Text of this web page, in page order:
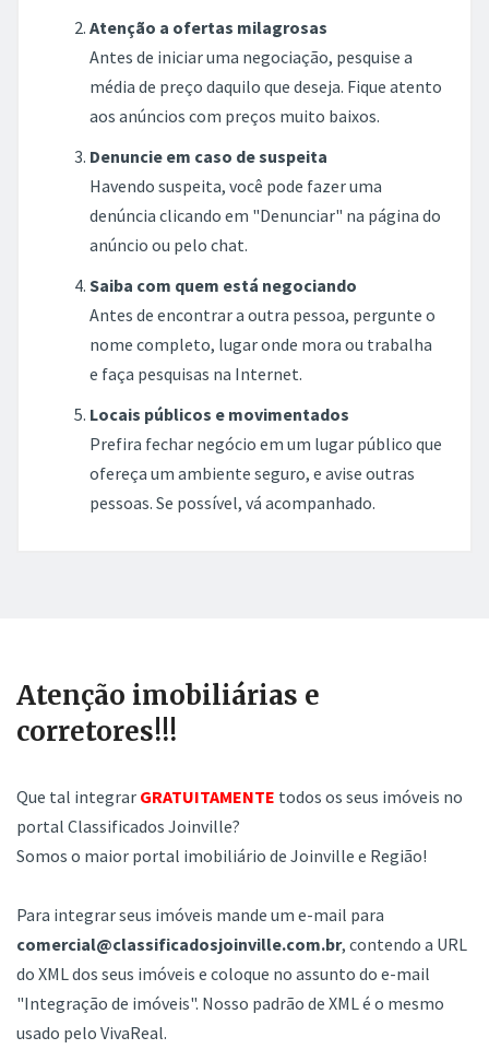
Atenção a ofertas milagrosas
Antes de iniciar uma negociação, pesquise a
média de preço daquilo que deseja. Fique atento
aos anúncios com preços muito baixos.
Denuncie em caso de suspeita
Havendo suspeita, você pode fazer uma
denúncia clicando em "Denunciar" na página do
anúncio ou pelo chat.
Saiba com quem está negociando
Antes de encontrar a outra pessoa, pergunte o
nome completo, lugar onde mora ou trabalha
e faça pesquisas na Internet.
Locais públicos e movimentados
Prefira fechar negócio em um lugar público que
ofereça um ambiente seguro, e avise outras
pessoas. Se possível, vá acompanhado.
Atenção imobiliárias e
corretores!!!
Que tal integrar GRATUITAMENTE todos os seus imóveis no
portal Classificados Joinville?
Somos o maior portal imobiliário de Joinville e Região!
Para integrar seus imóveis mande um e-mail para
comercial@classificadosjoinville.com.br, contendo a URL
do XML dos seus imóveis e coloque no assunto do e-mail
"Integração de imóveis". Nosso padrão de XML é o mesmo
usado pelo VivaReal.